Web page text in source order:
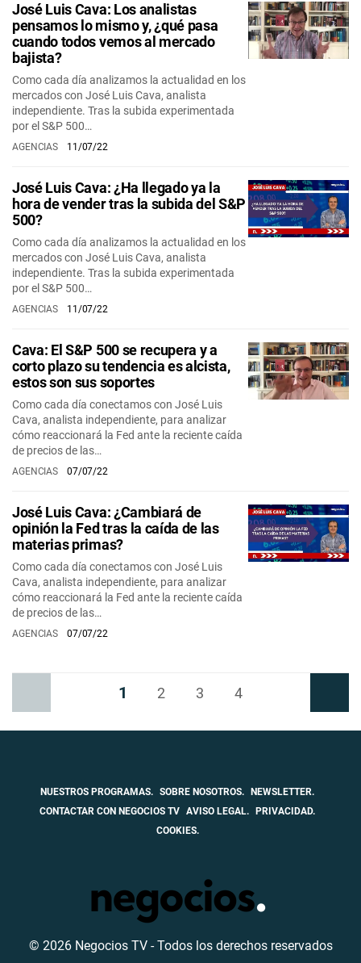
José Luis Cava: Los analistas
pensamos lo mismo y, ¿qué pasa
cuando todos vemos al mercado
bajista?
Como cada día analizamos la actualidad en los
mercados con José Luis Cava, analista
independiente. Tras la subida experimentada
por el S&P 500…
AGENCIAS 11/07/22
José Luis Cava: ¿Ha llegado ya la
hora de vender tras la subida del S&P
500?
Como cada día analizamos la actualidad en los
mercados con José Luis Cava, analista
independiente. Tras la subida experimentada
por el S&P 500…
AGENCIAS 11/07/22
Cava: El S&P 500 se recupera y a
corto plazo su tendencia es alcista,
estos son sus soportes
Como cada día conectamos con José Luis
Cava, analista independiente, para analizar
cómo reaccionará la Fed ante la reciente caída
de precios de las…
AGENCIAS 07/07/22
José Luis Cava: ¿Cambiará de
opinión la Fed tras la caída de las
materias primas?
Como cada día conectamos con José Luis
Cava, analista independiente, para analizar
cómo reaccionará la Fed ante la reciente caída
de precios de las…
AGENCIAS 07/07/22
1 2 3 4
NUESTROS PROGRAMAS. SOBRE NOSOTROS.
NEWSLETTER.
CONTACTAR CON NEGOCIOS TV AVISO LEGAL.
PRIVACIDAD.
COOKIES.
© 2026 Negocios TV - Todos los derechos reservados